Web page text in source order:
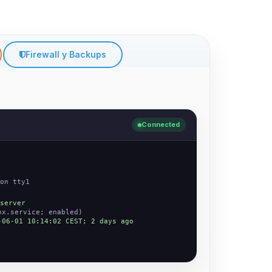
Firewall y Backups
Connected
on tty1
enabled)
01 10:14:02 CEST; 2 days ago